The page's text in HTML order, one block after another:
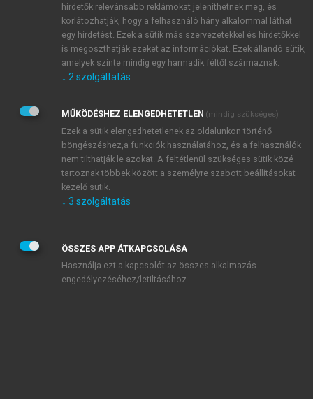
JELSZÓ ÚJRA
Kérek értesítést a MeRSZ újdonságairól, akcióiról.
Kérek értesítést az Akadémiai Kiadó Zrt. újdonságairól,
Adatkezelési tájékoztatóbanfoglaltakat tudomásul
veszem és elfogadom.
Általános vásárlási feltételeket, valamint a szotar.netés a
mersz.huoldalak licencszerződéseiben foglaltakat
tudomásul veszem és elfogadom.
KIPRÓBÁLOM
hirdetők relevánsabb reklámokat jeleníthetnek meg, és
korlátozhatják, hogy a felhasználó hány alkalommal láthat
egy hirdetést. Ezek a sütik más szervezetekkel és hirdetőkkel
is megoszthatják ezeket az információkat. Ezek állandó sütik,
amelyek szinte mindig egy harmadik féltől származnak.
↓ 2 szolgáltatás
MŰKÖDÉSHEZ ELENGEDHETETLEN (mindig szükséges)
Ezek a sütik elengedhetetlenek az oldalunkon történő
böngészéshez,a funkciók használatához, és a felhasználók
nem tilthatják le azokat. A feltétlenül szükséges sütik közé
tartoznak többek között a személyre szabott beállításokat
kezelő sütik.
↓ 3 szolgáltatás
ÖSSZES APP ÁTKAPCSOLÁSA
Használja ezt a kapcsolót az összes alkalmazás
engedélyezéséhez/letiltásához.